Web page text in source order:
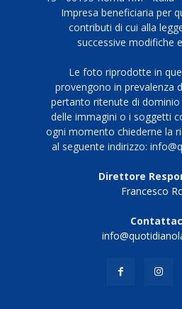
Impresa beneficiaria per
contributi di cui alla
successive modifiche
Le foto riprodotte in
provengono in prevalenza
pertanto ritenute di dominio
delle immagini o i soggetti
ogni momento chiederne la
al seguente indirizzo:
Direttore
Francesco